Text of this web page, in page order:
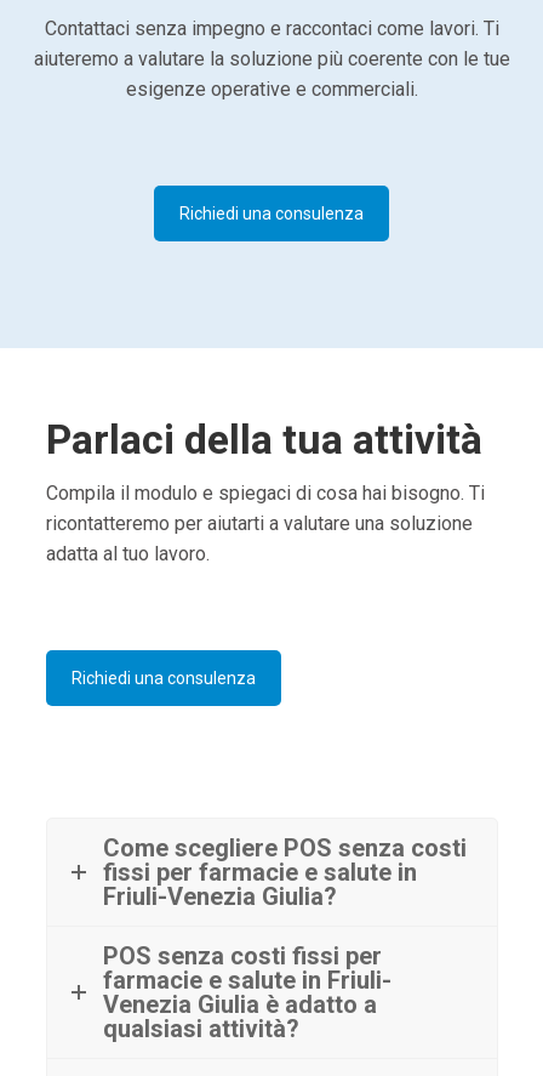
Contattaci senza impegno e raccontaci come lavori. Ti
aiuteremo a valutare la soluzione più coerente con le tue
esigenze operative e commerciali.
Richiedi una consulenza
Parlaci della tua attività
Compila il modulo e spiegaci di cosa hai bisogno. Ti
ricontatteremo per aiutarti a valutare una soluzione
adatta al tuo lavoro.
Richiedi una consulenza
Come scegliere POS senza costi
fissi per farmacie e salute in
Friuli-Venezia Giulia?
POS senza costi fissi per
farmacie e salute in Friuli-
Venezia Giulia è adatto a
qualsiasi attività?